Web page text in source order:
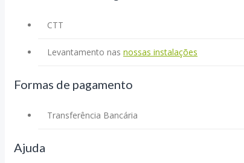
CTT
Levantamento nas nossas instalações
Formas de pagamento
Transferência Bancária
Ajuda